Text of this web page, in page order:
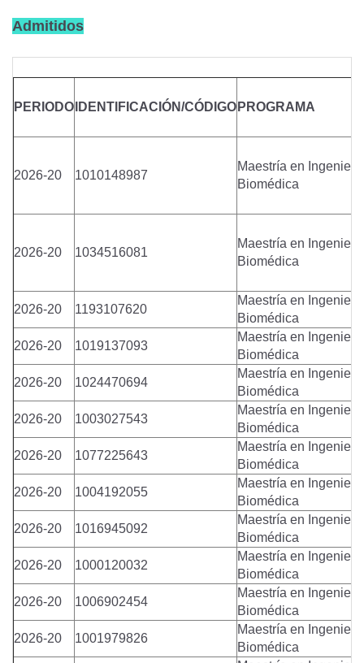
Admitidos
PERIODO IDENTIFICACIÓN/CÓDIGO PROGRAMA
2026-20 1010148987
Maestría en
Biomédica
2026-20 1034516081
Maestría en
Biomédica
2026-20 1193107620
Maestría en
Biomédica
2026-20
1019137093
Maestría en
Biomédica
2026-20
1024470694
Maestría en
Biomédica
2026-20
1003027543
Maestría en
Biomédica
2026-20
1077225643
Maestría en
Biomédica
2026-20
1004192055
Maestría en
Biomédica
2026-20
1016945092
Maestría en
Biomédica
2026-20
1000120032
Maestría en
Biomédica
2026-20
1006902454
Maestría en
Biomédica
2026-20
1001979826
Maestría en
Biomédica